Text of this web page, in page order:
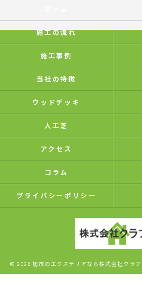
施工の流れ
施工事例
当社の特徴
ウッドデッキ
人工芝
アクセス
コラム
プライバシーポリシー
© 2026 旭市のエクステリアなら株式会社クラフ